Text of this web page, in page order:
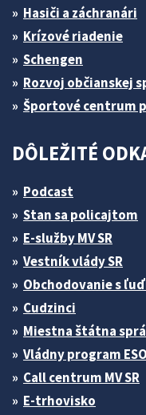
Hasiči a záchranári
Krízové riadenie
Schengen
Rozvoj občianskej
Športové centrum
DÔLEŽITÉ
Podcast
Stan sa policajtom
E-služby MV SR
Vestník vlády SR
Obchodovanie s
Cudzinci
Miestna štátna
Vládny program ESO
Call centrum MV SR
E-trhovisko